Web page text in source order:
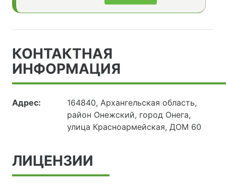
КОНТАКТНАЯ
ИНФОРМАЦИЯ
Адрес:
164840, Архангельская область,
район Онежский, город Онега,
улица Красноармейская, ДОМ 60
ЛИЦЕНЗИИ